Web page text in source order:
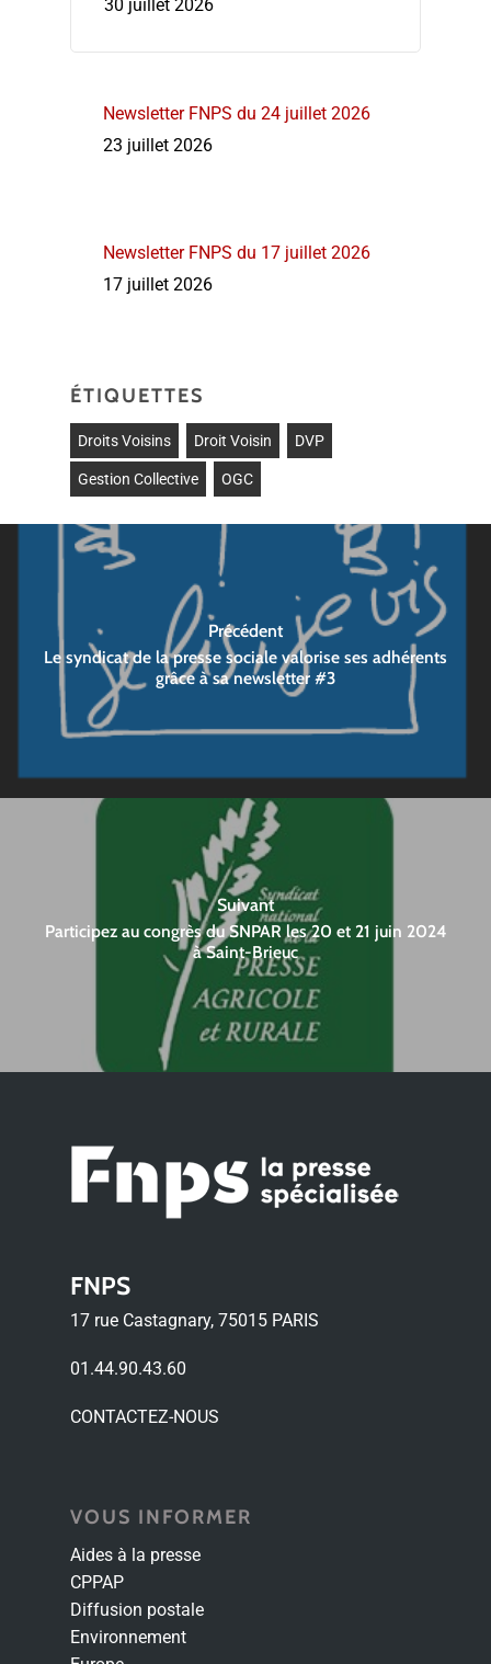
30 juillet 2026
Newsletter FNPS du 24 juillet 2026
23 juillet 2026
Newsletter FNPS du 17 juillet 2026
17 juillet 2026
ÉTIQUETTES
Droits Voisins Droit Voisin DVP
Gestion Collective OGC
Précédent
Le syndicat de la presse sociale valorise ses adhérents
grâce à sa newsletter #3
Suivant
Participez au congrès du SNPAR les 20 et 21 juin 2024
à Saint-Brieuc
FNPS
17 rue Castagnary, 75015 PARIS
01.44.90.43.60
CONTACTEZ-NOUS
VOUS INFORMER
Aides à la presse
CPPAP
Diffusion postale
Environnement